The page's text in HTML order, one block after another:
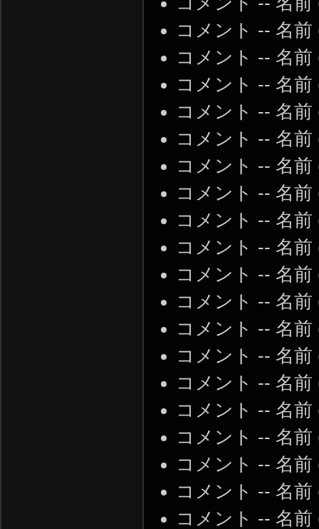
コメント -- 名前
コメント -- 名前
コメント -- 名前
コメント -- 名前
コメント -- 名前
コメント -- 名前
コメント -- 名前
コメント -- 名前
コメント -- 名前
コメント -- 名前
コメント -- 名前
コメント -- 名前
コメント -- 名前
コメント -- 名前
コメント -- 名前
コメント -- 名前
コメント -- 名前
コメント -- 名前
コメント -- 名前